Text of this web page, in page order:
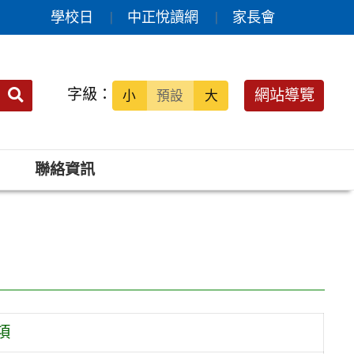
學校日 中正悅讀網 家長會
送出 字級： 小 預設 大 網站導覽
聯絡資訊